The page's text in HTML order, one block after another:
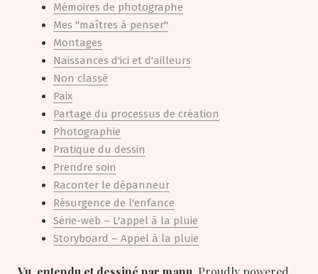
Mémoires de photographe
Mes "maîtres à penser"
Montages
Naissances d'ici et d'ailleurs
Non classé
Paix
Partage du processus de création
Photographie
Pratique du dessin
Prendre soin
Raconter le dépanneur
Résurgence de l'enfance
Série-web – L'appel à la pluie
Storyboard – Appel à la pluie